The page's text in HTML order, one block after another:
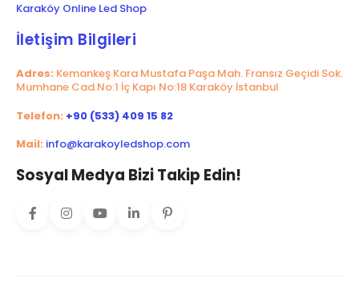
Karaköy Online Led Shop
İletişim Bilgileri
Adres: Kemankeş Kara Mustafa Paşa Mah. Fransız Geçidi Sok.
Mumhane Cad.No:1 İç Kapı No:18 Karaköy İstanbul
Telefon: +90 (533) 409 15 82
Mail: info@karakoyledshop.com
Sosyal Medya Bizi Takip Edin!